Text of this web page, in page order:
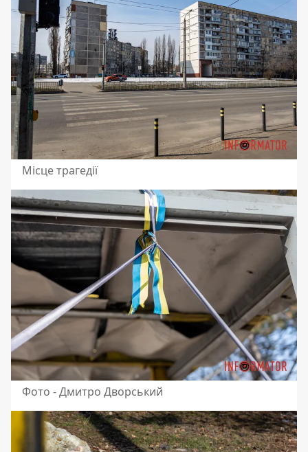
Місце трагедії
Фото - Дмитро Дворський